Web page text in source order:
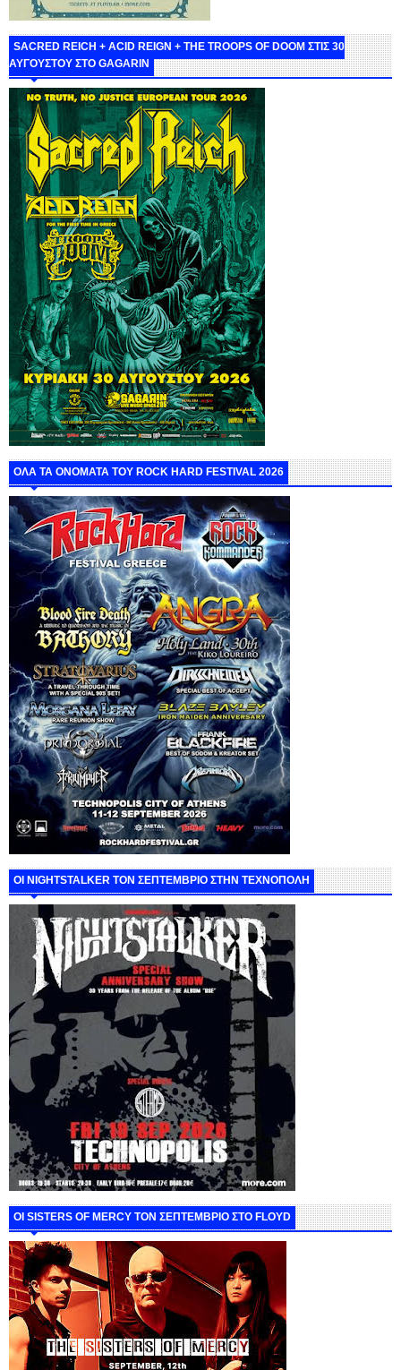
SACRED REICH + ACID REIGN + THE TROOPS OF DOOM ΣΤΙΣ 30
ΑΥΓΟΥΣΤΟΥ ΣΤΟ GAGARIN
ΟΛΑ ΤΑ ΟΝΟΜΑΤΑ ΤΟΥ ROCK HARD FESTIVAL 2026
ΟΙ NIGHTSTALKER ΤΟΝ ΣΕΠΤΕΜΒΡΙΟ ΣΤΗΝ ΤΕΧΝΟΠΟΛΗ
ΟΙ SISTERS OF MERCY ΤΟΝ ΣΕΠΤΕΜΒΡΙΟ ΣΤΟ FLOYD